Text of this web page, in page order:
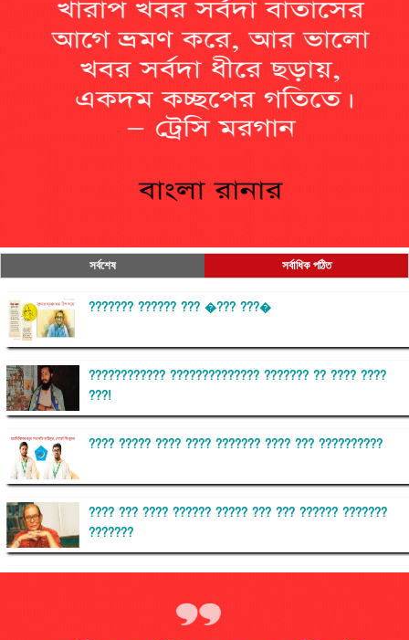
সর্বশেষ সর্বাধিক পঠিত
??????? ?????? ??? �??? ???�
???????????? ?????????????? ??????? ?? ???? ????
???!
???? ????? ???? ???? ??????? ???? ??? ??????????
???? ??? ???? ?????? ????? ??? ??? ?????? ???????
???????